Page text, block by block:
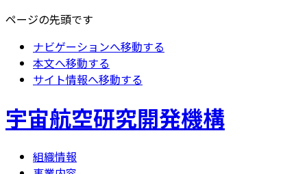
ページの先頭です
ナビゲーションへ移動する
本文へ移動する
サイト情報へ移動する
宇宙航空研究開発機構
組織情報